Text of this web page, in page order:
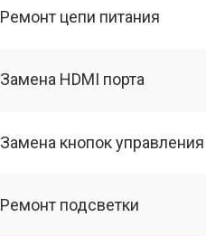
Ремонт цепи питания
Замена HDMI порта
Замена кнопок управления
Ремонт подсветки